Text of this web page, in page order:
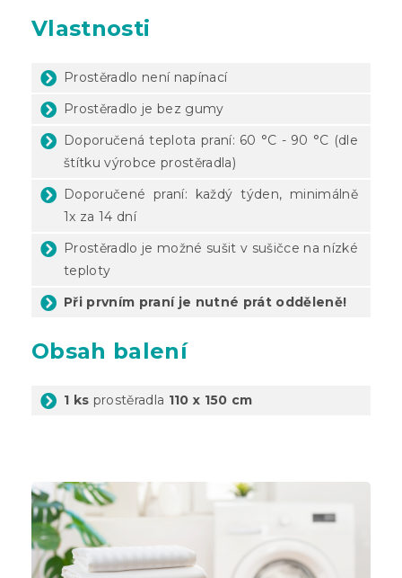
Vlastnosti
Prostěradlo není napínací
Prostěradlo je bez gumy
Doporučená teplota praní: 60 °C - 90 °C (dle
štítku výrobce prostěradla)
Doporučené praní: každý týden, minimálně
1x za 14 dní
Prostěradlo je možné sušit v sušičce na nízké
teploty
Při prvním praní je nutné prát odděleně!
Obsah balení
1 ks prostěradla 110 x 150 cm